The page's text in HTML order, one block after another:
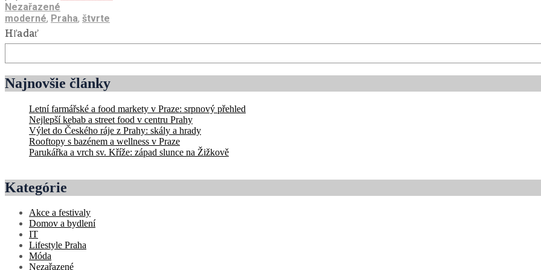
Nezařazené
moderné, Praha, štvrte
Hľadať
Najnovšie články
Letní farmářské a food markety v Praze: srpnový přehled
Nejlepší kebab a street food v centru Prahy
Výlet do Českého ráje z Prahy: skály a hrady
Rooftopy s bazénem a wellness v Praze
Parukářka a vrch sv. Kříže: západ slunce na Žižkově
Kategórie
Akce a festivaly
Domov a bydlení
IT
Lifestyle Praha
Móda
Nezařazené